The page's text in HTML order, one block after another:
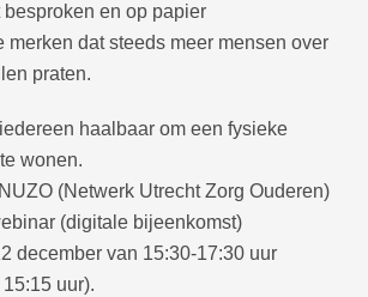
en op papier
merken dat steeds meer mensen over
praten.
haalbaar om een fysieke
wonen.
(Netwerk Utrecht Zorg Ouderen)
(digitale bijeenkomst)
december van 15:30-17:30 uur
uur).